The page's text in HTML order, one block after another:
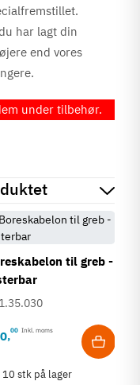
har lagt din
end vores
under tilbehør.
til greb -
,00 Inkl. moms
10 stk på lager